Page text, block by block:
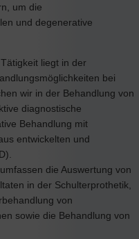
um die
und degenerative
liegt in der
bei
wir in der Behandlung von
diagnostische
Behandlung mit
entwickelten und
die Auswertung von
in der Schulterprothetik,
von
sowie die Behandlung von